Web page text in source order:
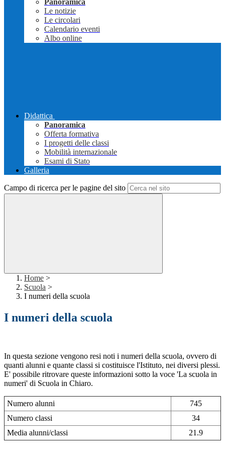
Panoramica
Le notizie
Le circolari
Calendario eventi
Albo online
Didattica
Panoramica
Offerta formativa
I progetti delle classi
Mobilità internazionale
Esami di Stato
Galleria
Campo di ricerca per le pagine del sito
Home >
Scuola >
I numeri della scuola
I numeri della scuola
In questa sezione vengono resi noti i numeri della scuola, ovvero di
quanti alunni e quante classi si costituisce l'Istituto, nei diversi plessi.
E' possibile ritrovare queste informazioni sotto la voce 'La scuola in
numeri' di Scuola in Chiaro.
Numero alunni
745
Numero classi
34
Media alunni/classi
21.9